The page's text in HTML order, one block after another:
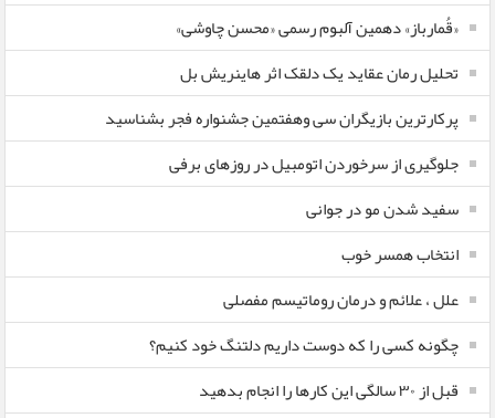
«قُمارباز» دهمین آلبوم رسمی «محسن چاوشی»
تحلیل رمان عقاید یک دلقک اثر هاینریش بل
پرکارترین بازیگران سی وهفتمین جشنواره فجر بشناسید
جلوگیری از سرخوردن اتومبیل در روزهای برفی
سفید شدن مو در جوانی
انتخاب همسر خوب
علل ، علائم و درمان روماتیسم مفصلی
چگونه کسی را که دوست داریم دلتنگ خود کنیم؟
قبل از ۳۰ سالگی این کارها را انجام بدهید